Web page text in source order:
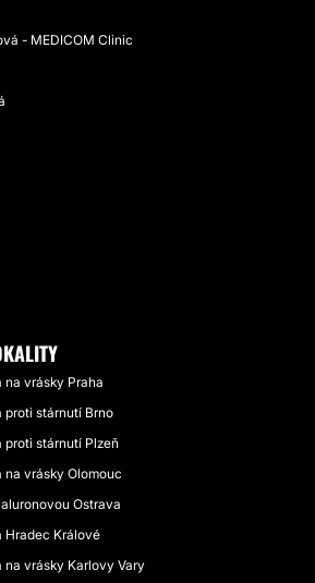
- MEDICOM Clinic
vrásky Praha
proti stárnutí Brno
proti stárnutí Plzeň
vrásky Olomouc
Ostrava
Hradec Králové
vrásky Karlovy Vary